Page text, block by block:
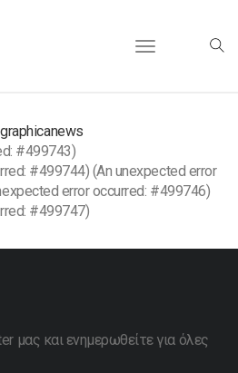
Toggle
#499743)
#499744) (An unexpected error
error occurred: #499746)
#499747)
μας και ενημερωθείτε για όλες